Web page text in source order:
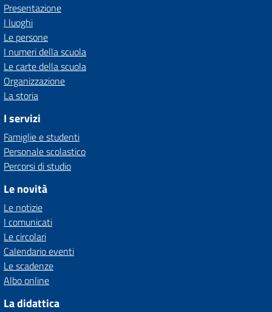
Presentazione
I luoghi
Le persone
I numeri della scuola
Le carte della scuola
Organizzazione
La storia
I servizi
Famiglie e studenti
Personale scolastico
Percorsi di studio
Le novità
Le notizie
I comunicati
Le circolari
Calendario eventi
Le scadenze
Albo online
La didattica